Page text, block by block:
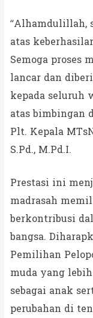
“Alhamdulillah,
atas
Semoga proses
lancar dan
kepada seluruh
atas bimbingan
Plt. Kepala
S.Pd., M.Pd.I.
Prestasi ini
madrasah
berkontribusi
bangsa.
Pemilihan
muda yang
sebagai anak
perubahan di